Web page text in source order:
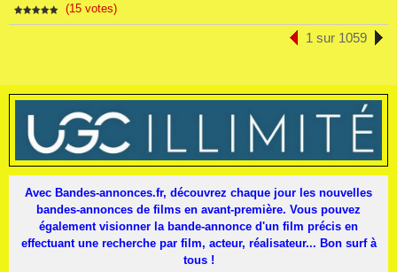
(15 votes)
1 sur 1059
Avec Bandes-annonces.fr, découvrez chaque jour les nouvelles
bandes-annonces de films en avant-première. Vous pouvez
également visionner la bande-annonce d'un film précis en
effectuant une recherche par film, acteur, réalisateur... Bon surf à
tous !